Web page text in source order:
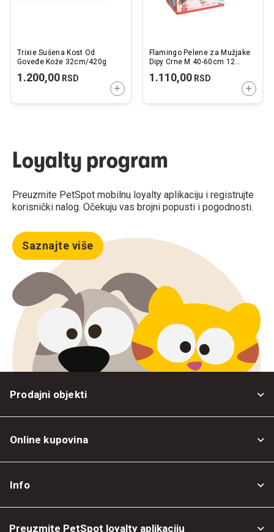
Trixie Sušena Kost Od
Goveđe Kože 32cm/420g
1.200,00 RSD
DODAJTE U KORPU
Flamingo Pelene za Mužjake
Dipy Crne M 40-60cm 12
1.110,00RSD
Loyalty program
Preuzmite PetSpot mobilnu loyalty aplikaciju i registrujte
korisnički nalog. Očekuju vas brojni popusti i pogodnosti.
Saznajte više
Prodajni objekti
Online kupovina
Info
Preuzmite PetSpot loyalty aplikaciju